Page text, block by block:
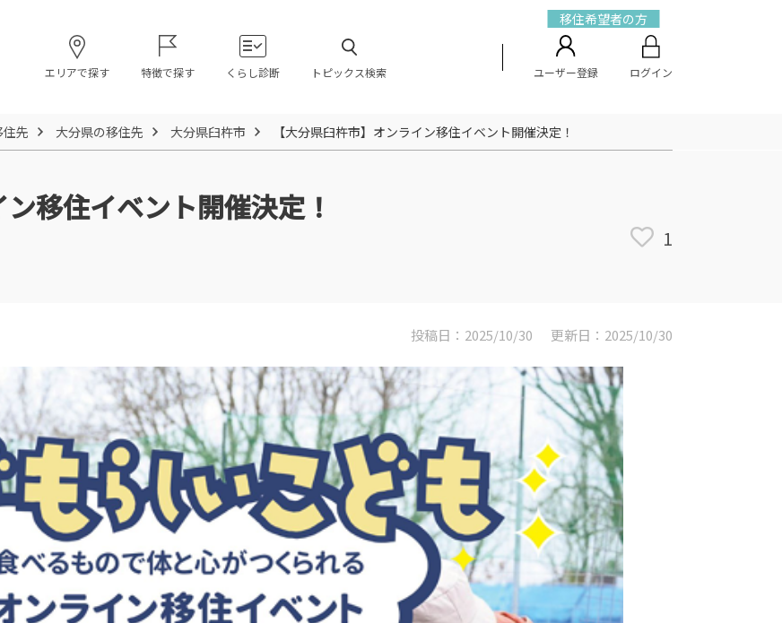
エリアで探す 特徴で探す くらし診断 トピックス検索
移住希望者の方
ユーザー登録 ログイン
先 大分県の移住先 大分県臼杵市 【大分県臼杵市】オンライン移住イベント開催決定！
移住イベント開催決定！
1
投稿日：2025/10/30 更新日：2025/10/30